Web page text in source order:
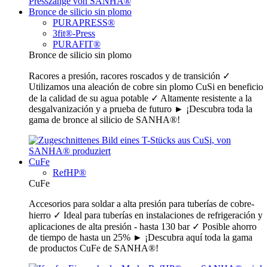
Bronce de silicio sin plomo
PURAPRESS®
3fit®-Press
PURAFIT®
Bronce de silicio sin plomo
Racores a presión, racores roscados y de transición ✓
Utilizamos una aleación de cobre sin plomo CuSi en beneficio
de la calidad de su agua potable ✓ Altamente resistente a la
desgalvanización y a prueba de futuro ► ¡Descubra toda la
gama de bronce al silicio de SANHA®!
CuFe
RefHP®
CuFe
Accesorios para soldar a alta presión para tuberías de cobre-
hierro ✓ Ideal para tuberías en instalaciones de refrigeración y
aplicaciones de alta presión - hasta 130 bar ✓ Posible ahorro
de tiempo de hasta un 25% ► ¡Descubra aquí toda la gama
de productos CuFe de SANHA®!